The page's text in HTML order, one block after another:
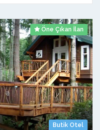
Öne Çıkan İlan
Butik Otel